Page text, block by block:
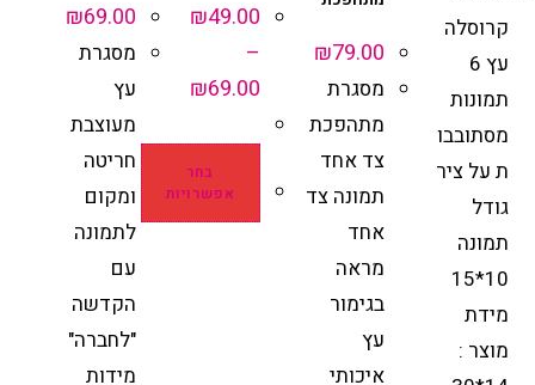
קרוסלה
עץ 6
תמונות
מסתובבו
ת על ציר
גודל
תמונה
10*15
מידת
מוצר :
₪79.00
מסגרת
מתהפכת
צד אחד
תמונה צד
אחד
מראה
בגימור
עץ
איכותי
₪49.00
–
₪69.00
בחר
אפשרויות
₪69.00
מסגרת
עץ
מעוצבת
חריטה
ומקום
לתמונה
עם
הקדשה
"לחברה"
מידות